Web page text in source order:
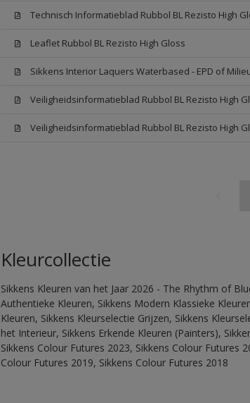
Technisch Informatieblad Rubbol BL Rezisto High
Leaflet Rubbol BL Rezisto High Gloss
Sikkens Interior Laquers Waterbased - EPD of
Veiligheidsinformatieblad Rubbol BL Rezisto High
Veiligheidsinformatieblad Rubbol BL Rezisto High
Kleurcollectie
Sikkens Kleuren van het Jaar 2026 - The Rhythm of
Authentieke Kleuren, Sikkens Modern Klassieke
Kleuren, Sikkens Kleurselectie Grijzen, Sikkens
het Interieur, Sikkens Erkende Kleuren (Painters),
Sikkens Colour Futures 2023, Sikkens Colour Futures
Colour Futures 2019, Sikkens Colour Futures 2018